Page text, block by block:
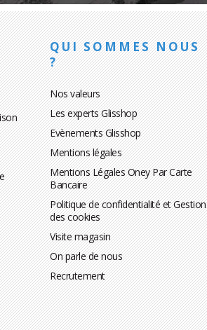
QUI SOMMES NOUS
?
Nos valeurs
Les experts Glisshop
Evènements Glisshop
Mentions légales
Mentions Légales Oney Par Carte
Bancaire
Politique de confidentialité et Gestion
des cookies
Visite magasin
On parle de nous
Recrutement